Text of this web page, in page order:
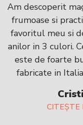
Am descoperit
frumoase si
favoritul meu si
anilor in 3 culori.
este de foarte
fabricate in
CITEȘTE